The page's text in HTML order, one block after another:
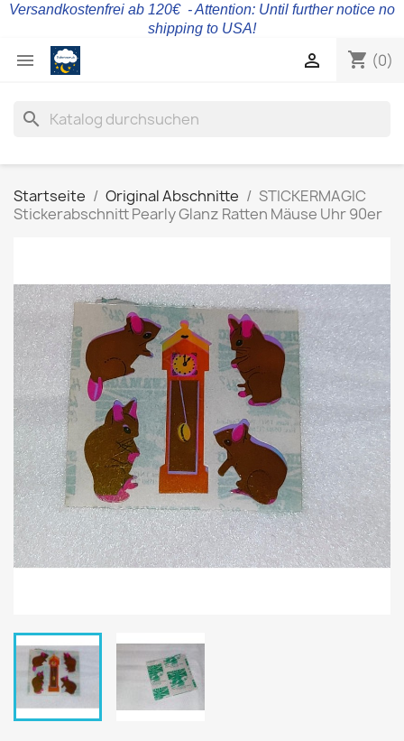
Versandkostenfrei ab 120€ - Attention: Until further notice no
shipping to USA!
 shopping_cart (0)

search
Startseite Original Abschnitte
STICKERMAGIC
Stickerabschnitt Pearly Glanz Ratten Mäuse Uhr 90er